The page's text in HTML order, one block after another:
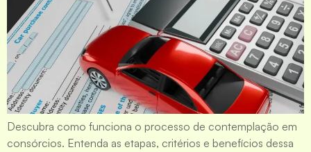
Descubra como funciona o processo de contemplação em
consórcios. Entenda as etapas, critérios e benefícios dessa